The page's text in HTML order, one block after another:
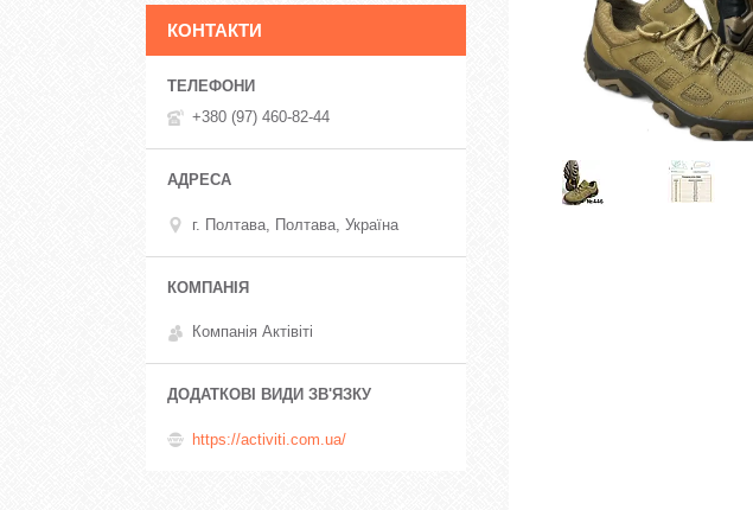
КОНТАКТИ
+380 (97) 460-82-44
г. Полтава, Полтава, Україна
Компанія Актівіті
https://activiti.com.ua/